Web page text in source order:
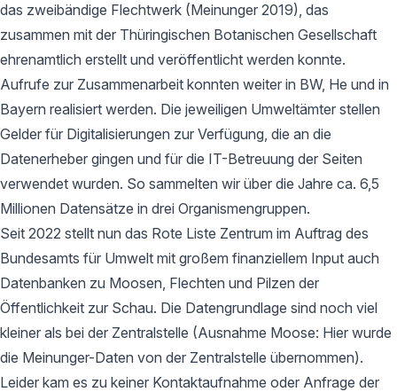
das zweibändige Flechtwerk (Meinunger 2019), das
zusammen mit der Thüringischen Botanischen Gesellschaft
ehrenamtlich erstellt und veröffentlicht werden konnte.
Aufrufe zur Zusammenarbeit konnten weiter in BW, He und in
Bayern realisiert werden. Die jeweiligen Umweltämter stellen
Gelder für Digitalisierungen zur Verfügung, die an die
Datenerheber gingen und für die IT-Betreuung der Seiten
verwendet wurden. So sammelten wir über die Jahre ca. 6,5
Millionen Datensätze in drei Organismengruppen.
Seit 2022 stellt nun das Rote Liste Zentrum im Auftrag des
Bundesamts für Umwelt mit großem finanziellem Input auch
Datenbanken zu Moosen, Flechten und Pilzen der
Öffentlichkeit zur Schau. Die Datengrundlage sind noch viel
kleiner als bei der Zentralstelle (Ausnahme Moose: Hier wurde
die Meinunger-Daten von der Zentralstelle übernommen).
Leider kam es zu keiner Kontaktaufnahme oder Anfrage der